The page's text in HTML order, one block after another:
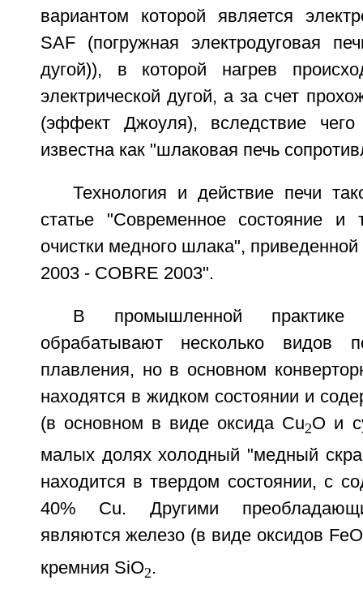
вариантом которой является
SAF (погружная электродуговая
дугой)), в которой нагрев
электрической дугой, а за счет
(эффект Джоуля), вследствие
известна как "шлаковая печь
Технология и действие печи
статье "Современное состояние и
очистки медного шлака",
2003 - COBRE 2003".
В промышленной
обрабатывают несколько видов
плавления, но в основном
находятся в жидком состоянии и
(в основном в виде оксида Сu2О и
малых долях холодный "медный
находится в твердом состоянии, с
40% Сu. Другими
являются железо (в виде оксидов
кремния SiO2.